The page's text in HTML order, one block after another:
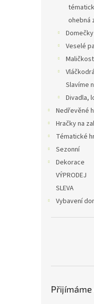
ohebná
Veselé
Slavíme
Divadla,
Nedřevěné
Hračky na
Tématické
Sezonní
Dekorace
VÝPRODEJ
SLEVA
Vybavení